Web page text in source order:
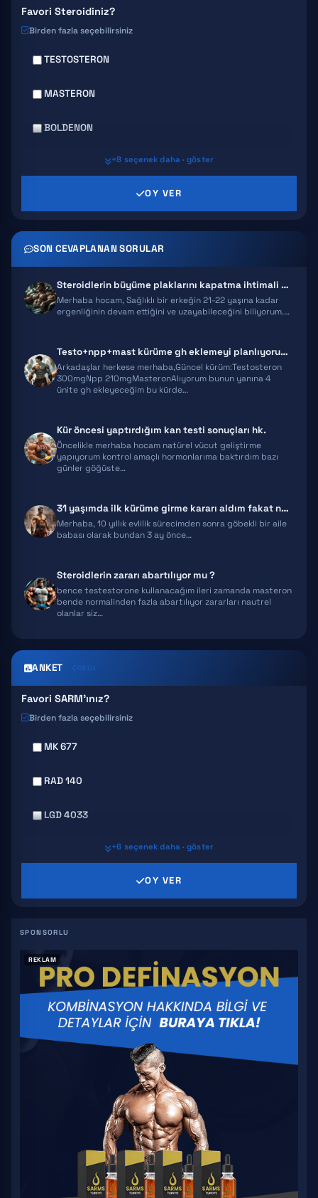
Favori Steroidiniz?
Birden fazla seçebilirsiniz
TESTOSTERON
MASTERON
BOLDENON
DECA DURABOLIN
TRENBOLONE
CLENBUTEROL
YOHIMBINE
DIANABOL
+8 seçenek daha · göster
OY VER
SON CEVAPLANAN SORULAR
Steroidlerin büyüme plaklarını kapatma ihtimali nedir?
Merhaba hocam, Sağlıklı bir erkeğin 21-22 yaşına kadar
ergenliğinin devam ettiğini ve uzayabileceğini biliyorum.…
Testo+npp+mast kürüme gh eklemeyi planlıyorum ekstra önerileriniz olur…
Arkadaşlar herkese merhaba,Güncel kürüm:Testosteron
300mgNpp 210mgMasteronAlıyorum bunun yanına 4
ünite gh ekleyeceğim bu kürde…
Kür öncesi yaptırdığım kan testi sonuçları hk.
Öncelikle merhaba hocam natürel vücut geliştirme
yapıyorum kontrol amaçlı hormonlarıma baktırdım bazı
günler göğüste…
31 yaşımda ilk kürüme girme kararı aldım fakat ne yapmam gerektiği kon…
Merhaba, 10 yıllık evlilik sürecimden sonra göbekli bir aile
babası olarak bundan 3 ay önce…
Steroidlerin zararı abartılıyor mu ?
bence testestorone kullanacağım ileri zamanda masteron
bende normalinden fazla abartılıyor zararları nautrel
olanlar siz…
ANKET ÇOKLU
Favori SARM'ınız?
Birden fazla seçebilirsiniz
MK 677
RAD 140
LGD 4033
S4
YK 11
S 23
+6 seçenek daha · göster
OY VER
REKLAM